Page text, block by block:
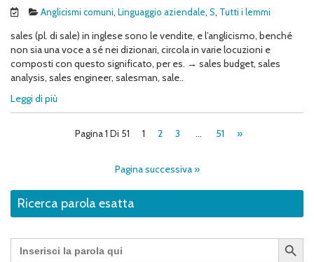
Anglicismi comuni, Linguaggio aziendale, S, Tutti i lemmi
sales (pl. di sale) in inglese sono le vendite, e l’anglicismo, benché
non sia una voce a sé nei dizionari, circola in varie locuzioni e
composti con questo significato, per es. → sales budget, sales
analysis, sales engineer, salesman, sale..
Leggi di più
Pagina 1 Di 51 1 2 3 … 51 »
Pagina successiva »
Ricerca parola esatta
Search
for:
Search Button